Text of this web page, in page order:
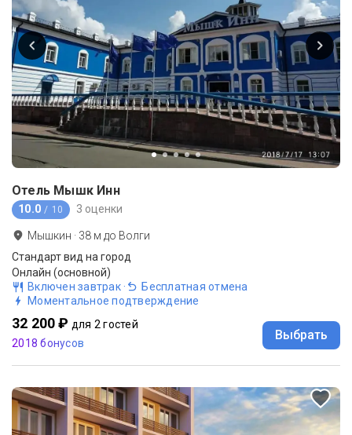
Отель Мышк Инн
10.0 / 10 3 оценки
Мышкин · 38 м до Волги
Стандарт вид на город
Онлайн (основной)
Включен завтрак·
Бесплатная отмена
Моментальное подтверждение
32 200 ₽ для 2 гостей
2018 бонусов
Выбрать